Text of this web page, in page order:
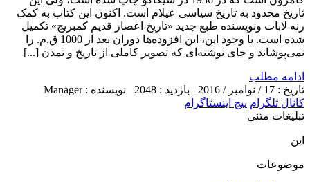
تاریخ محدود به تاریخ سیاسی عیلام است. اکنون این کتاب به کمک
رنه لابات ونویسنده طبع جدید «تاریخ اعصار قدیم کمبریج» تکمیل
شده است. با وجود این، این افزوده‌ها دوران بعد از 1000 ق.م. را
نمی‌پوشاند و جای نوشته‌ای که تصویر کاملی از تاریخ و تمدن [...]
ادامه مطلب
تاریخ : 17 / نوامبر / 2016
بازدید : 2048
نویسنده : Manager
کانال تلگرام پیج اینستاگرام
تبلیغات متنی
این
موضوعات